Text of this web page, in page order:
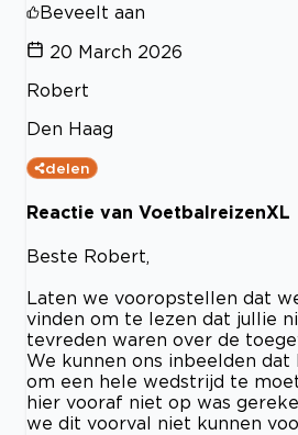
Beveelt aan
20 March 2026
Robert
Den Haag
delen
Reactie van VoetbalreizenXL
Beste Robert,
Laten we vooropstellen dat
vinden om te lezen dat jullie
tevreden waren over de
We kunnen ons inbeelden dat
om een hele wedstrijd te
hier vooraf niet op was
we dit voorval niet kunnen